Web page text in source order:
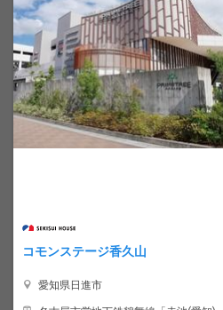
コモンステージ香久山
愛知県日進市